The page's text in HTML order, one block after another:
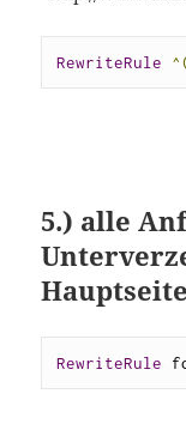
RewriteRule
5.) alle
RewriteRule